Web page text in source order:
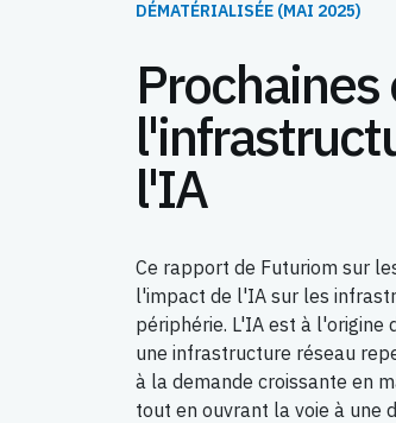
DÉMATÉRIALISÉE (MAI 2025)
l'IA
Ce rapport de Futuriom sur
l'impact de l'IA sur les
périphérie. L'IA est à l'origine
une infrastructure réseau
à la demande croissante en
tout en ouvrant la voie à une